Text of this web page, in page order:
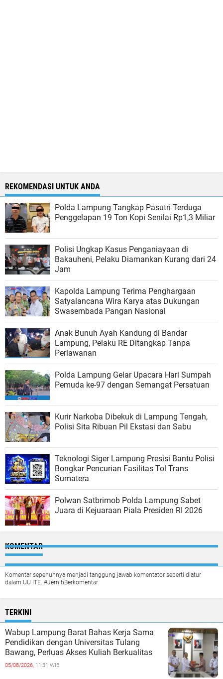
REKOMENDASI UNTUK ANDA
Polda Lampung Tangkap Pasutri Terduga
Penggelapan 19 Ton Kopi Senilai Rp1,3 Miliar
Polisi Ungkap Kasus Penganiayaan di
Bakauheni, Pelaku Diamankan Kurang dari 24
Jam
Kapolda Lampung Terima Penghargaan
Satyalancana Wira Karya atas Dukungan
Swasembada Pangan Nasional
Anak Bunuh Ayah Kandung di Bandar
Lampung, Pelaku RE Ditangkap Tanpa
Perlawanan
Polda Lampung Gelar Upacara Hari Sumpah
Pemuda ke-97 dengan Semangat Persatuan
Kurir Narkoba Dibekuk di Lampung Tengah,
Polisi Sita Ribuan Pil Ekstasi dan Sabu
Teknologi Siger Lampung Presisi Bantu Polisi
Bongkar Pencurian Fasilitas Tol Trans
Sumatera
Polwan Satbrimob Polda Lampung Sabet
Juara di Kejuaraan Piala Presiden RI 2026
KOMENTAR
Komentar sepenuhnya menjadi tanggung jawab komentator seperti diatur
dalam UU ITE. #JernihBerkomentar
TERKINI
Wabup Lampung Barat Bahas Kerja Sama
Pendidikan dengan Universitas Tulang
Bawang, Perluas Akses Kuliah Berkualitas
05/08/2026, 11:31 WIB